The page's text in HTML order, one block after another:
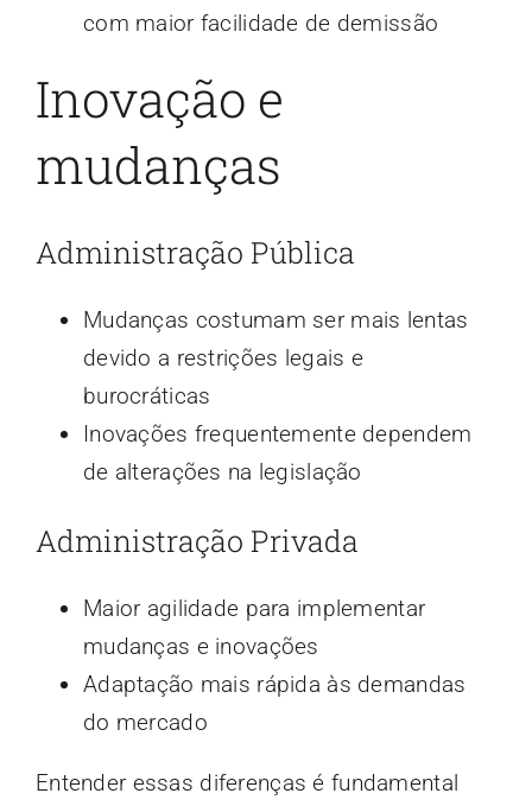
com maior facilidade de demissão
Inovação e
mudanças
Administração Pública
Mudanças costumam ser mais lentas
devido a restrições legais e
burocráticas
Inovações frequentemente dependem
de alterações na legislação
Administração Privada
Maior agilidade para implementar
mudanças e inovações
Adaptação mais rápida às demandas
do mercado
Entender essas diferenças é fundamental